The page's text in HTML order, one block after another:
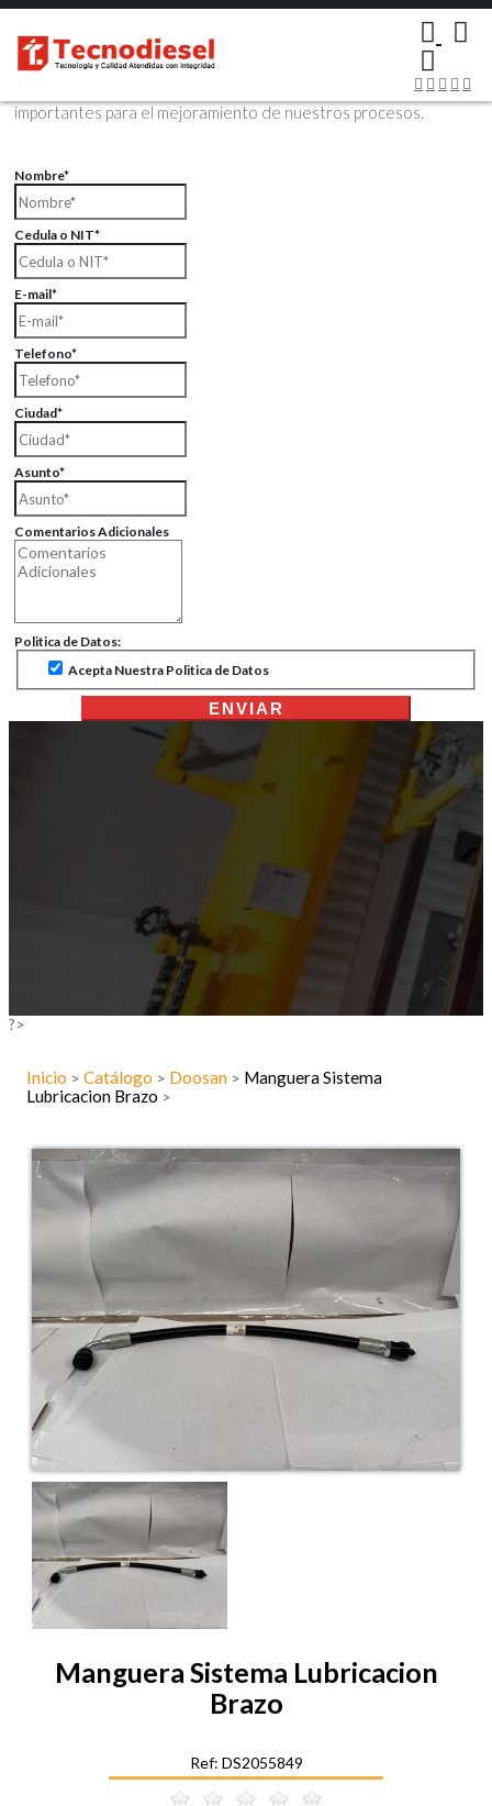
Contáctenos Vía Email
Envíenos sus datos con sus comentarios, sus opiniones son muy
importantes para el mejoramiento de nuestros procesos.
Nombre*
Cedula o NIT*
E-mail*
Telefono*
Ciudad*
Asunto*
Comentarios Adicionales
Politica de Datos:
Acepta Nuestra Politica de Datos
ENVIAR
?>
Inicio > Catálogo > Doosan > Manguera Sistema
Lubricacion Brazo >
Manguera Sistema Lubricacion
Brazo
Ref: DS2055849